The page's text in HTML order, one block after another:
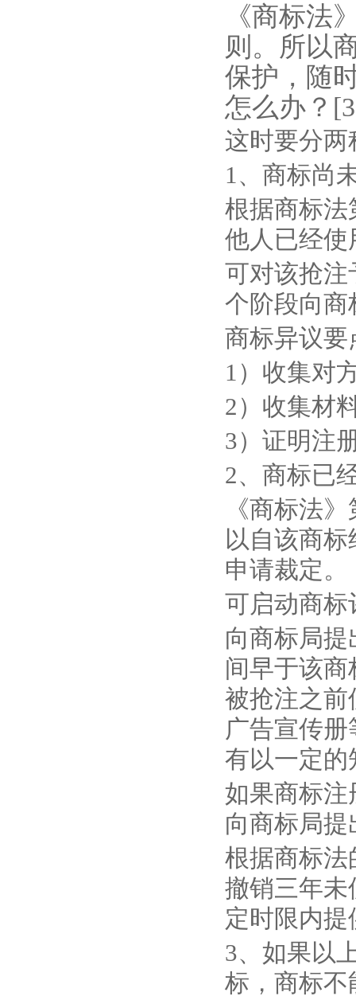
《商标法
则。所以
保护，随
怎么办？
这时要分两
1、商标尚
根据商标
他人已经
可对该抢注
个阶段向商
商标异议要
1）收集对
2）收集材
3）证明注
2、商标已
《商标法
以自该商
申请裁定。
可启动商标
向商标局
间早于该
被抢注之前
广告宣传
有以一定
如果商标注
向商标局
根据商标法
撤销三年未
定时限内
3、如果以
标，商标不